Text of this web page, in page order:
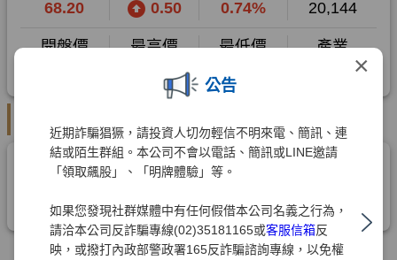
×
公告
近期詐騙猖獗，請投資人切勿輕信不明來電、簡訊、連
結或陌生群組。本公司不會以電話、簡訊或LINE邀請
「領取飆股」、「明牌體驗」等。
如果您發現社群媒體中有任何假借本公司名義之行為，
請洽本公司反詐騙專線(02)35181165或客服信箱反
映，或撥打內政部警政署165反詐騙諮詢專線，以免權